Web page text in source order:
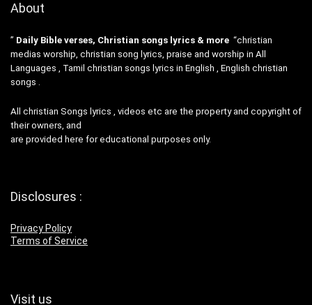
About
” Daily Bible verses, Christian songs lyrics & more “christian
medias worship, christian song lyrics, praise and worship in All
Languages , Tamil christian songs lyrics in English , English christian
songs .
All christian Songs lyrics , videos etc are the property and copyright of
their owners, and
are provided here for educational purposes only.
Disclosures :
Privacy Policy
Terms of Service
Visit us